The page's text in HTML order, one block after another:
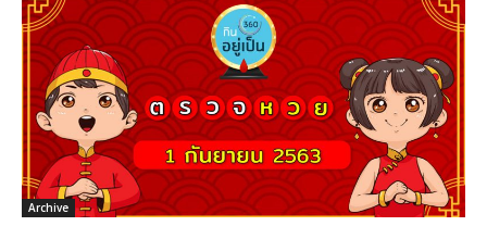
Archive